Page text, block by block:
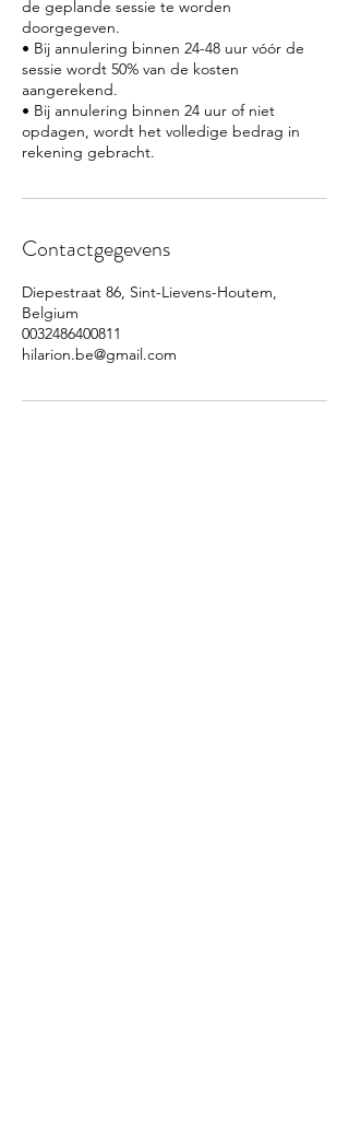
de geplande sessie te worden
doorgegeven.
• Bij annulering binnen 24-48 uur vóór de
sessie wordt 50% van de kosten
aangerekend.
• Bij annulering binnen 24 uur of niet
opdagen, wordt het volledige bedrag in
Contactgegevens
Diepestraat 86, Sint-Lievens-Houtem,
Belgium
0032486400811
hilarion.be@gmail.com